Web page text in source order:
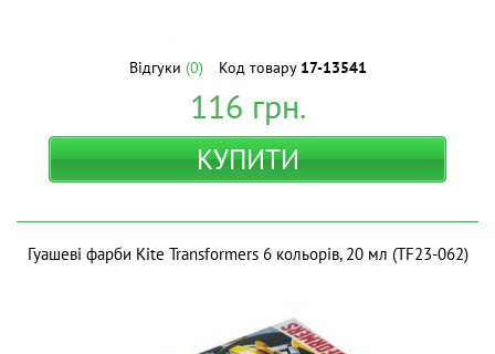
Відгуки (0) Код товару 17-13541
116 грн.
КУПИТИ
Гуашеві фарби Kite Transformers 6 кольорів, 20 мл (TF23-062)